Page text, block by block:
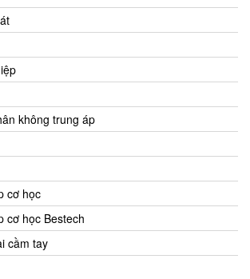
không trung áp
cơ học
cơ học Bestech
cầm tay